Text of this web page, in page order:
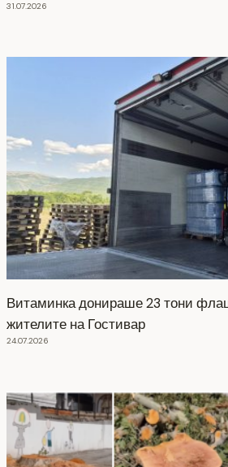
31.07.2026
Витаминка донираше 23 тони
жителите на Гостивар
24.07.2026